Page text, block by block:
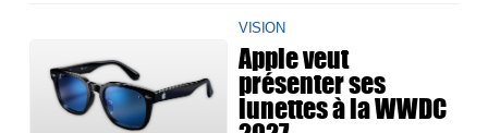
VISION
Apple veut
présenter ses
lunettes à la WWDC